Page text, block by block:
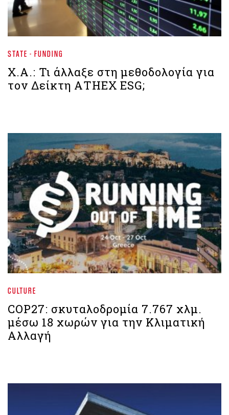
STATE - FUNDING
Χ.Α.: Τι άλλαξε στη μεθοδολογία για
τον Δείκτη ΑΤΗΕΧ ESG;
CULTURE
COP27: σκυταλοδρομία 7.767 χλμ.
μέσω 18 χωρών για την Κλιματική
Αλλαγή